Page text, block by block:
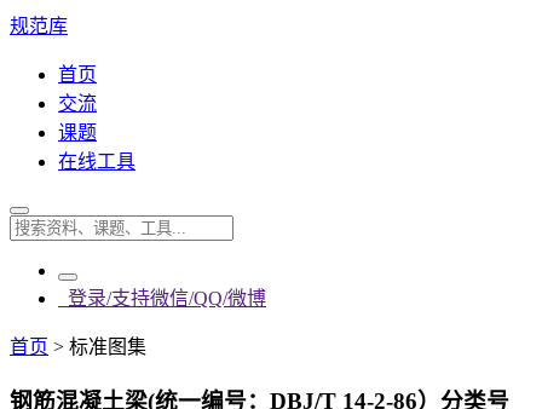
规范库
首页
交流
课题
在线工具
登录/支持微信/QQ/微博
首页 > 标准图集
钢筋混凝土梁(统一编号：DBJ/T 14-2-86）分类号